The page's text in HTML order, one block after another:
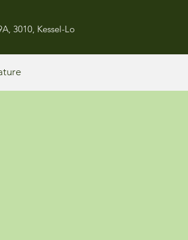
3010, Kessel-Lo